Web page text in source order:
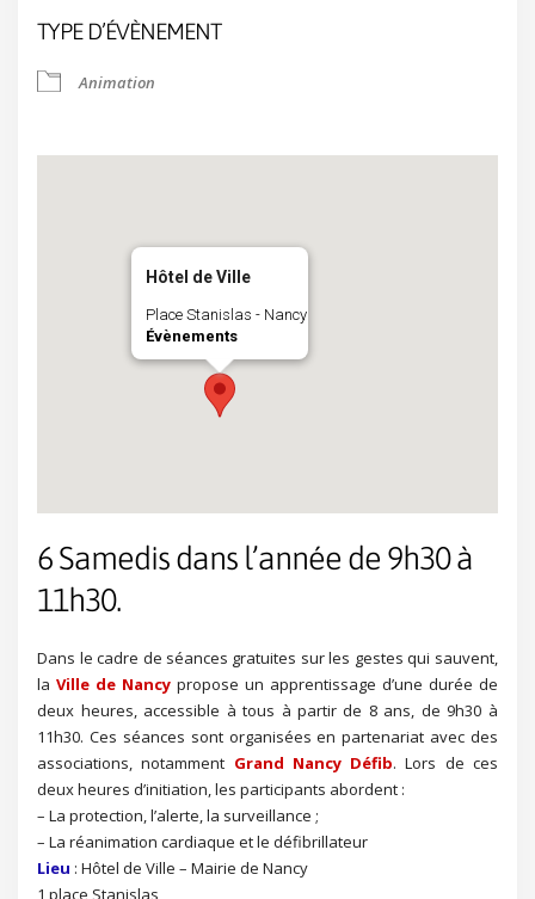
TYPE D’ÉVÈNEMENT
Animation
Hôtel de Ville
Place Stanislas - Nancy
Évènements
6 Samedis dans l’année de 9h30 à
11h30.
Dans le cadre de séances gratuites sur les gestes qui sauvent,
laVille de Nancy propose un apprentissage d’une durée de
deux heures, accessible à tous à partir de 8 ans, de 9h30 à
11h30. Ces séances sont organisées en partenariat avec des
associations, notamment Grand Nancy Défib. Lors de ces
deux heures d’initiation, les participants abordent :
– La protection, l’alerte, la surveillance ;
– La réanimation cardiaque et le défibrillateur
Lieu : Hôtel de Ville – Mairie de Nancy
1 place Stanislas